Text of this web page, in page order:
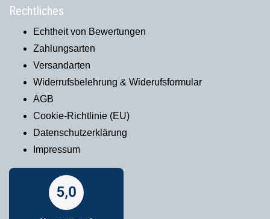
Rechtliches
Echtheit von Bewertungen
Zahlungsarten
Versandarten
Widerrufsbelehrung & Widerufsformular
AGB
Cookie-Richtlinie (EU)
Datenschutzerklärung
Impressum